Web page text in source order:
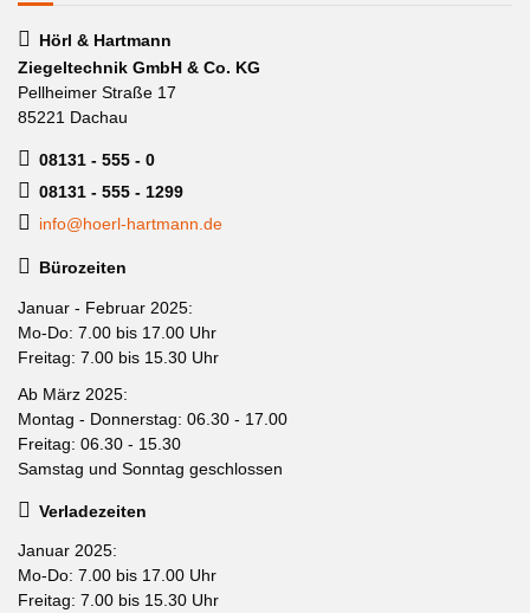
Hörl & Hartmann
Ziegeltechnik GmbH & Co. KG
Pellheimer Straße 17
85221 Dachau
08131 - 555 - 0
08131 - 555 - 1299
info@hoerl-hartmann.de
Bürozeiten
Januar - Februar 2025:
Mo-Do: 7.00 bis 17.00 Uhr
Freitag: 7.00 bis 15.30 Uhr
Ab März 2025:
Montag - Donnerstag: 06.30 - 17.00
Freitag: 06.30 - 15.30
Samstag und Sonntag geschlossen
Verladezeiten
Januar 2025:
Mo-Do: 7.00 bis 17.00 Uhr
Freitag: 7.00 bis 15.30 Uhr